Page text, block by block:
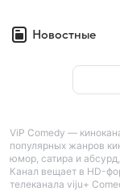
Новостные
ViP Comedy —
популярных жанров
юмор, сатира и
Канал вещает в HD-
телеканала viju+